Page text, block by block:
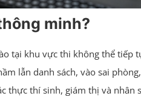
minh?
tại khu vực thi không thể tiếp
lẫn danh sách, vào sai
thực thí sinh, giám thị và